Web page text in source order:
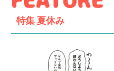
特集 夏休み